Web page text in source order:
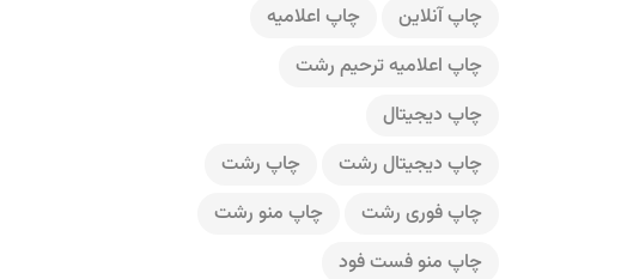
چاپ آنلاین
چاپ اعلامیه
چاپ اعلامیه ترحیم رشت
چاپ دیجیتال
چاپ دیجیتال رشت
چاپ رشت
چاپ فوری رشت
چاپ منو رشت
چاپ منو فست فود